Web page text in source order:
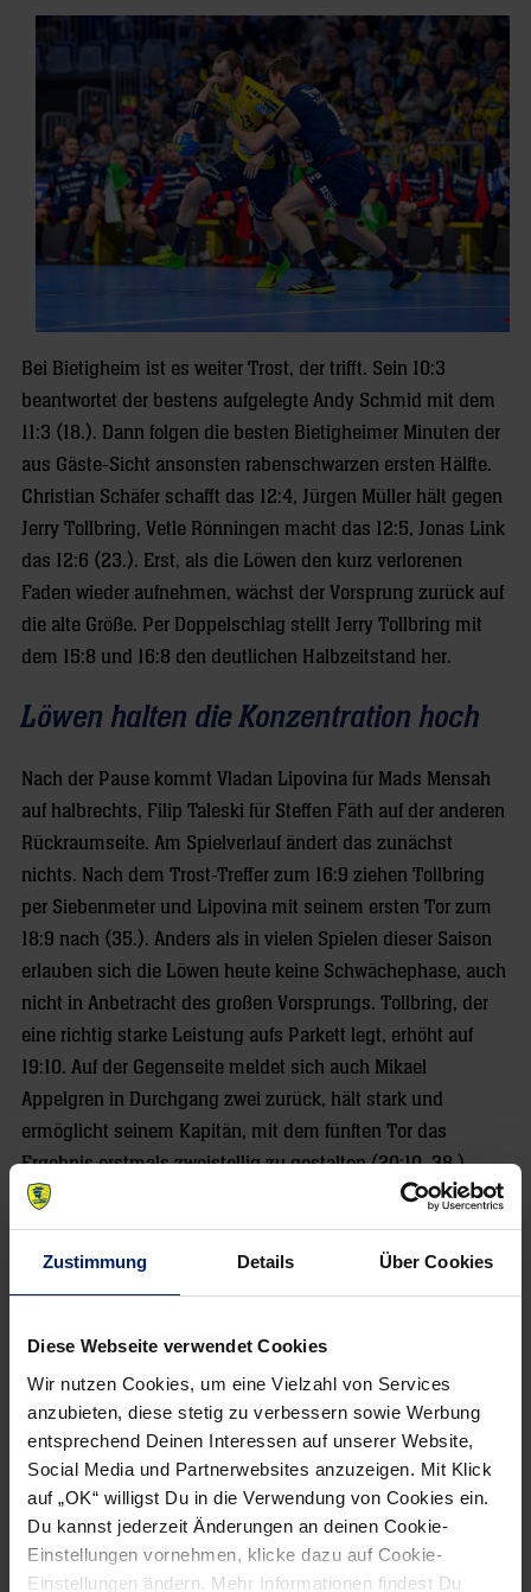
Zustimmung Details Über Cookies
Diese Webseite verwendet Cookies
Wir nutzen Cookies, um eine Vielzahl von Services
anzubieten, diese stetig zu verbessern sowie Werbung
entsprechend Deinen Interessen auf unserer Website,
Social Media und Partnerwebsites anzuzeigen. Mit Klick
auf „OK“ willigst Du in die Verwendung von Cookies ein.
Du kannst jederzeit Änderungen an deinen Cookie-
Einstellungen vornehmen, klicke dazu auf Cookie-
Einstellungen ändern. Mehr Informationen findest Du
Bei Bietigheim ist es weiter Trost, der trifft. Sein 10:3
beantwortet der bestens aufgelegte Andy Schmid mit dem
11:3 (18.). Dann folgen die besten Bietigheimer Minuten der
aus Gäste-Sicht ansonsten rabenschwarzen ersten Hälfte.
Christian Schäfer schafft das 12:4, Jürgen Müller hält gegen
Jerry Tollbring, Vetle Rönningen macht das 12:5, Jonas Link
das 12:6 (23.). Erst, als die Löwen den kurz verlorenen
Faden wieder aufnehmen, wächst der Vorsprung zurück auf
die alte Größe. Per Doppelschlag stellt Jerry Tollbring mit
dem 15:8 und 16:8 den deutlichen Halbzeitstand her.
Löwen halten die Konzentration hoch
Nach der Pause kommt Vladan Lipovina für Mads Mensah
auf halbrechts, Filip Taleski für Steffen Fäth auf der anderen
Rückraumseite. Am Spielverlauf ändert das zunächst
nichts. Nach dem Trost-Treffer zum 16:9 ziehen Tollbring
per Siebenmeter und Lipovina mit seinem ersten Tor zum
18:9 nach (35.). Anders als in vielen Spielen dieser Saison
erlauben sich die Löwen heute keine Schwächephase, auch
nicht in Anbetracht des großen Vorsprungs. Tollbring, der
eine richtig starke Leistung aufs Parkett legt, erhöht auf
19:10. Auf der Gegenseite meldet sich auch Mikael
Appelgren in Durchgang zwei zurück, hält stark und
ermöglicht seinem Kapitän, mit dem fünften Tor das
Ergebnis erstmals zweistellig zu gestalten (20:10, 38.).
Als die Partie praktisch entschieden ist, gönnt Löwen-